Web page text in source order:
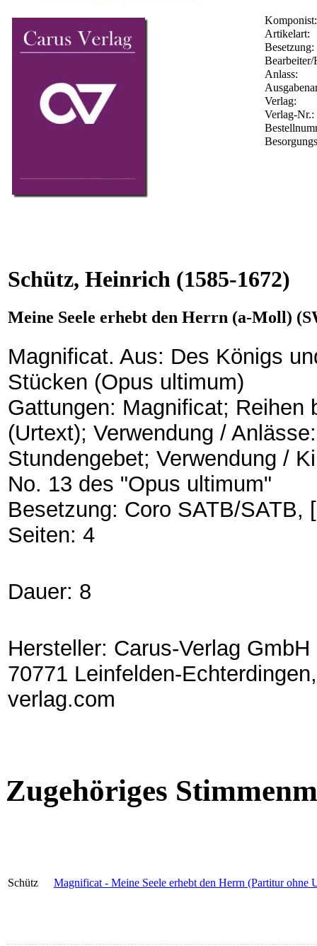
Komponist:
Artikelart:
Besetzung:
Bearbeiter/
Anlass:
Verlag:
Verlag-Nr.:
Schütz, Heinrich (1585-1672)
Meine Seele erhebt den Herrn (a-Moll)
Magnificat. Aus: Des Königs
Stücken (Opus ultimum)
Gattungen: Magnificat; Reihen
(Urtext); Verwendung /
Stundengebet; Verwendung /
No. 13 des "Opus ultimum"
Besetzung: Coro SATB/SATB,
Seiten: 4
Dauer: 8
Hersteller: Carus-Verlag
70771 Leinfelden-
verlag.com
Zugehöriges
Schütz Magnificat - Meine Seele erhebt den Herrn (Partitur ohne